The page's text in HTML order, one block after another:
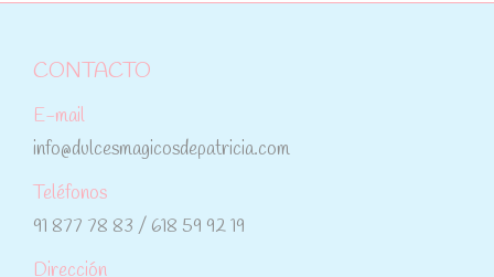
CONTACTO
E-mail
info@dulcesmagicosdepatricia.com
Teléfonos
91 877 78 83 / 618 59 92 19
Dirección